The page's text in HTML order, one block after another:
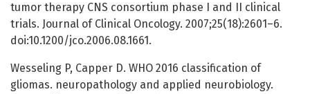
tumor therapy CNS consortium phase I and II clinical
trials. Journal of Clinical Oncology. 2007;25(18):2601–6.
doi:10.1200/jco.2006.08.1661.
Wesseling P, Capper D. WHO 2016 classification of
gliomas. neuropathology and applied neurobiology.